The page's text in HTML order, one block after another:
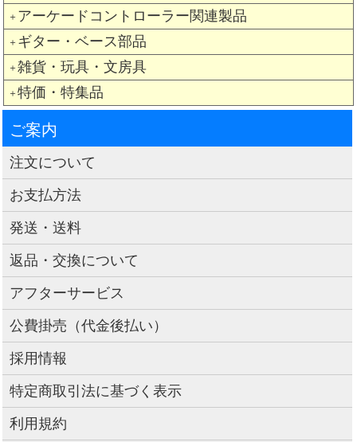
＋ アーケードコントローラー関連製品
＋ ギター・ベース部品
＋ 雑貨・玩具・文房具
＋ 特価・特集品
ご案内
注文について
お支払方法
発送・送料
返品・交換について
アフターサービス
公費掛売（代金後払い）
採用情報
特定商取引法に基づく表示
利用規約